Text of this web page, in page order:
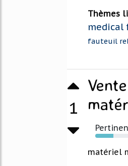
Thèmes
fauteuil
1
51%
matériel